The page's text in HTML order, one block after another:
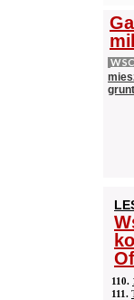
110.
111.